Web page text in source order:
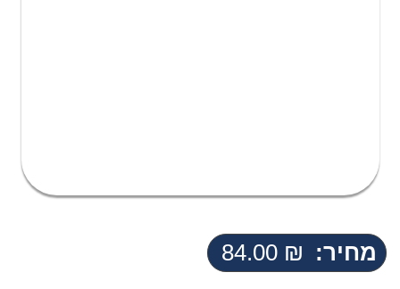
מחיר: 84.00 ₪